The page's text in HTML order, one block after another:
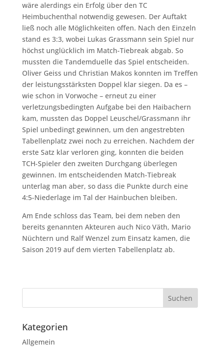
wäre alerdings ein Erfolg über den TC
Heimbuchenthal notwendig gewesen. Der Auftakt
ließ noch alle Möglichkeiten offen. Nach den Einzeln
stand es 3:3, wobei Lukas Grassmann sein Spiel nur
höchst unglücklich im Match-Tiebreak abgab. So
mussten die Tandemduelle das Spiel entscheiden.
Oliver Geiss und Christian Makos konnten im Treffen
der leistungsstärksten Doppel klar siegen. Da es –
wie schon in Vorwoche – erneut zu einer
verletzungsbedingten Aufgabe bei den Haibachern
kam, mussten das Doppel Leuschel/Grassmann ihr
Spiel unbedingt gewinnen, um den angestrebten
Tabellenplatz zwei noch zu erreichen. Nachdem der
erste Satz klar verloren ging, konnten die beiden
TCH-Spieler den zweiten Durchgang überlegen
gewinnen. Im entscheidenden Match-Tiebreak
unterlag man aber, so dass die Punkte durch eine
4:5-Niederlage im Tal der Hainbuchen bleiben.
Am Ende schloss das Team, bei dem neben den
bereits genannten Akteuren auch Nico Väth, Mario
Nüchtern und Ralf Wenzel zum Einsatz kamen, die
Saison 2019 auf dem vierten Tabellenplatz ab.
Kategorien
Allgemein